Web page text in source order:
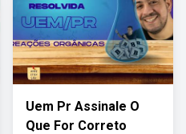
Uem Pr Assinale O
Que For Correto